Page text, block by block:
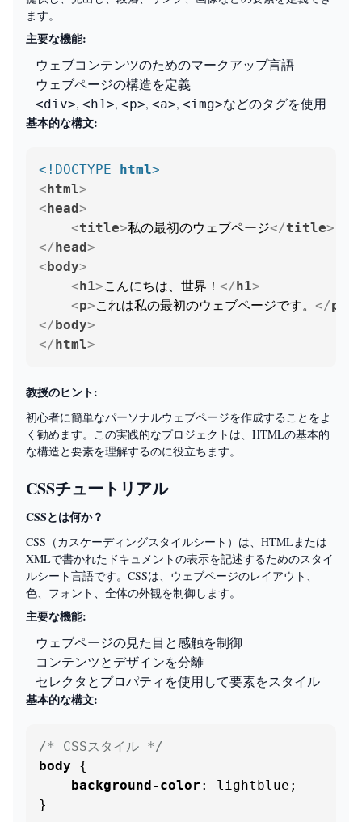
ます。
主要な機能:
ウェブコンテンツのためのマークアップ言語
ウェブページの構造を定義
<div>, <h1>, <p>, <a>, <img>などのタグを使用
基本的な構文:
<!DOCTYPE html>
< html>
< head>
<title>私の最初のウェブページ</title>
</ head>
< body>
< h1>こんにちは、世界！ </ h1>
<p>これは私の最初のウェブページです。 </p
</ body>
</ html>
教授のヒント:
初心者に簡単なパーソナルウェブページを作成することをよ
く勧めます。この実践的なプロジェクトは、HTMLの基本的
な構造と要素を理解するのに役立ちます。
CSSチュートリアル
CSSとは何か？
CSS（カスケーディングスタイルシート）は、HTMLまたは
XMLで書かれたドキュメントの表示を記述するためのスタイ
ルシート言語です。CSSは、ウェブページのレイアウト、
色、フォント、全体の外観を制御します。
主要な機能:
ウェブページの見た目と感触を制御
コンテンツとデザインを分離
セレクタとプロパティを使用して要素をスタイル
基本的な構文:
/* CSSスタイル */
body {
background-color : lightblue;
}